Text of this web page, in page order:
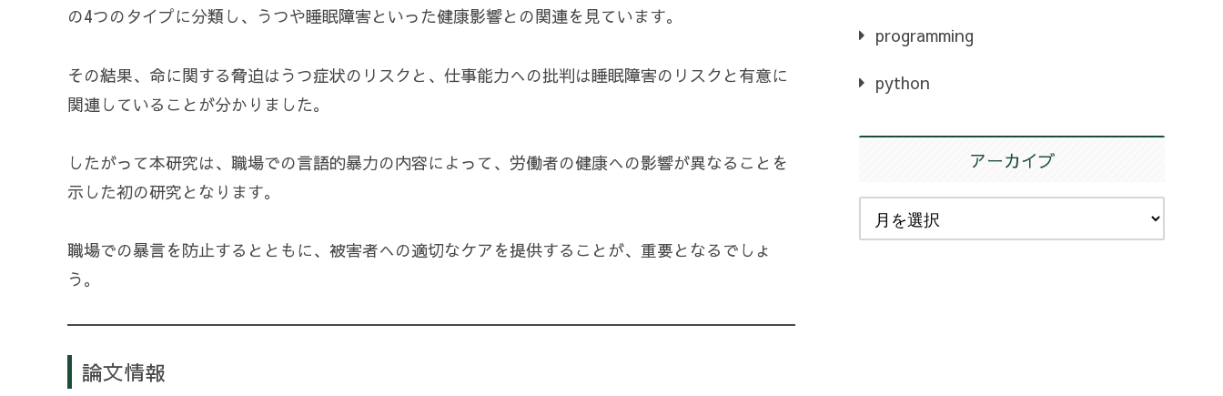
の4つのタイプに分類し、うつや睡眠障害といった健康影響との関連を見ています。
その結果、命に関する脅迫はうつ症状のリスクと、仕事能力への批判は睡眠障害のリスクと有意に
関連していることが分かりました。
したがって本研究は、職場での言語的暴力の内容によって、労働者の健康への影響が異なることを
示した初の研究となります。
職場での暴言を防止するとともに、被害者への適切なケアを提供することが、重要となるでしょ
う。
論文情報
programming
python
アーカイブ